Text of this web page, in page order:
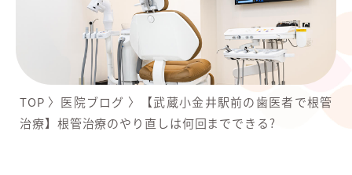
TOP 〉 医院ブログ 〉
【武蔵小金井駅前の歯医者で根管
治療】根管治療のやり直しは何回までできる?